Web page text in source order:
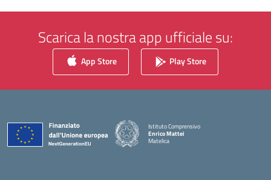
Scarica la nostra app ufficiale su:
App Store Play Store
Istituto Comprensivo
Enrico Mattei
Matelica